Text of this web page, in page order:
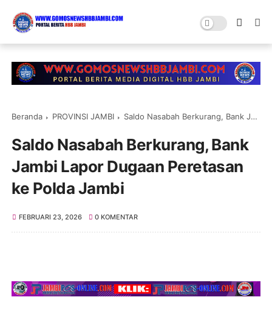
Beranda PROVINSI JAMBI Saldo Nasabah Berkurang, Bank Jambi Lapor Dugaan Peretasan ke Polda Jambi
Saldo Nasabah Berkurang, Bank
Jambi Lapor Dugaan Peretasan
ke Polda Jambi
FEBRUARI 23, 2026 0 KOMENTAR